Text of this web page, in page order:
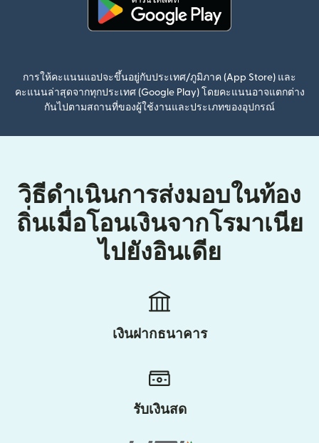
การให้คะแนนแอปจะขึ้นอยู่กับประเทศ/ภูมิภาค (App Store) และ
คะแนนล่าสุดจากทุกประเทศ (Google Play) โดยคะแนนอาจแตกต่าง
กันไปตามสถานที่ของผู้ใช้งานและประเภทของอุปกรณ์
วิธีดำเนินการส่งมอบในท้อง
ถิ่นเมื่อโอนเงินจากโรมาเนีย
ไปยังอินเดีย
เงินฝากธนาคาร
รับเงินสด